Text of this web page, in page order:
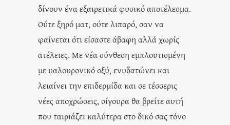
δίνουν ένα εξαιρετικά φυσικό αποτέλεσμα.
Ούτε ξηρό ματ, ούτε λιπαρό, σαν να
φαίνεται ότι είσαστε άβαφη αλλά χωρίς
ατέλειες. Με νέα σύνθεση εμπλουτισμένη
με υαλουρονικό οξύ, ενυδατώνει και
λειαίνει την επιδερμίδα και σε τέσσερις
νέες αποχρώσεις, σίγουρα θα βρείτε αυτή
που ταιριάζει καλύτερα στο δικό σας τόνο